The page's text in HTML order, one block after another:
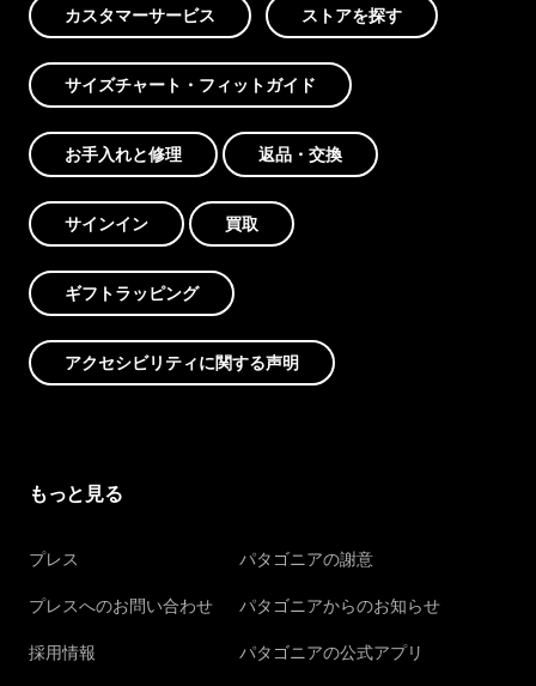
カスタマーサービス ストアを探す
サイズチャート・フィットガイド
お手入れと修理 返品・交換
サインイン 買取
ギフトラッピング
アクセシビリティに関する声明
もっと見る
プレス
プレスへのお問い合わせ
採用情報
パタゴニアの謝意
パタゴニアからのお知らせ
パタゴニアの公式アプリ